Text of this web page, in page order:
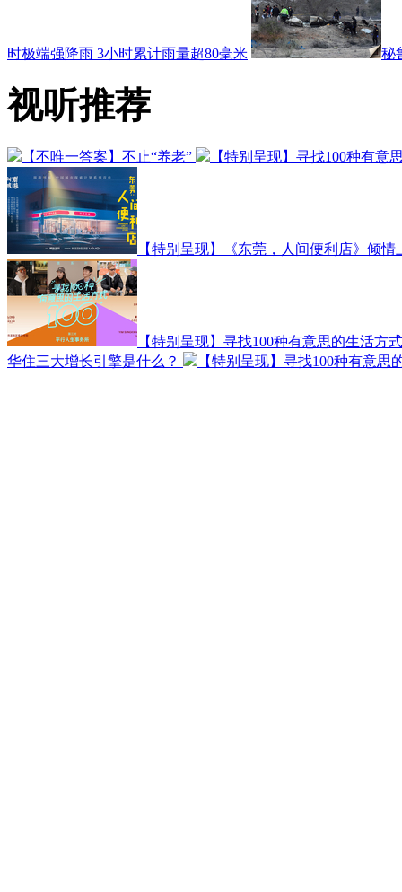
时极端强降雨 3小时累计雨量超80毫米 秘
视听推荐
【不唯一答案】不止“养老” 【特别呈现】寻找100种有意
【特别呈现】《东莞，人间便利店》倾
【特别呈现】寻找100种有意思的生活方
华住三大增长引擎是什么？
【特别呈现】寻找100种有意思